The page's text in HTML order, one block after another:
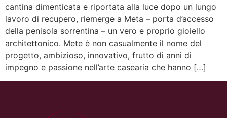
cantina dimenticata e riportata alla luce dopo un lungo
lavoro di recupero, riemerge a Meta – porta d’accesso
della penisola sorrentina – un vero e proprio gioiello
architettonico. Mete è non casualmente il nome del
progetto, ambizioso, innovativo, frutto di anni di
impegno e passione nell’arte casearia che hanno […]